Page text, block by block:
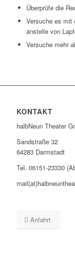
Überprüfe die
Versuche es mit
anstelle von
Versuche mehr
KONTAKT
halbNeun Theater
Sandstraße 32
64283 Darmstadt
Tel. 06151-23330
Anfahrt